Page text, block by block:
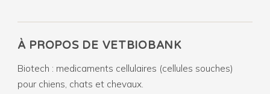
À PROPOS DE VETBIOBANK
Biotech : medicaments cellulaires (cellules souches)
pour chiens, chats et chevaux.